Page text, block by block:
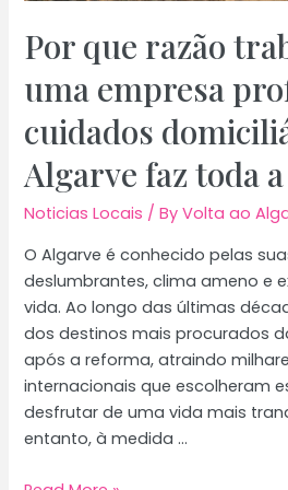
Por que razão
uma empresa
cuidados
Algarve faz toda
Noticias Locais / ByVolta ao
O Algarve é conhecido pelas
deslumbrantes, clima ameno e
vida. Ao longo das últimas
dos destinos mais procurados
após a reforma, atraindo
internacionais que escolheram
desfrutar de uma vida mais
entanto, à medida …